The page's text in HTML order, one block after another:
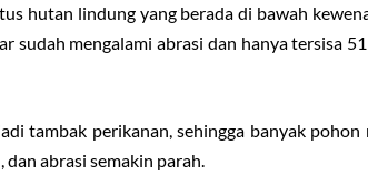
hutan lindung yang berada di bawah
sudah mengalami abrasi dan hanya tersisa
tambak perikanan, sehingga banyak
abrasi semakin parah.